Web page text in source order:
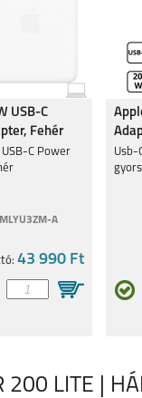
USB-C
Fehér
C Power
A
43 990 Ft
Usb-
200 LITE |